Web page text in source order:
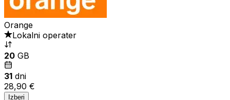
Orange
Lokalni operater
20 GB
31 dni
28,90 €
Izberi